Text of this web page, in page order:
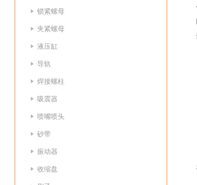
锁紧螺母
夹紧螺母
液压缸
导轨
焊接螺柱
吸震器
喷嘴喷头
砂带
振动器
收缩盘